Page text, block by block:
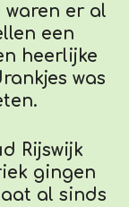
waren er al
een
heerlijke
was
Rijswijk
gingen
al sinds